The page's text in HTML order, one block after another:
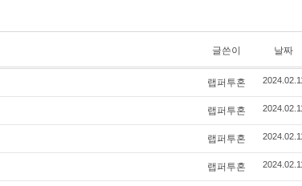
글쓴이 날짜
랩퍼투혼
랩퍼투혼
랩퍼투혼
랩퍼투혼